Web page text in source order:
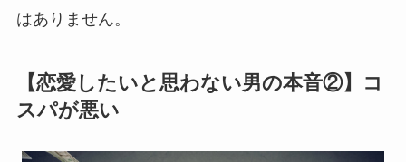
はありません。
【恋愛したいと思わない男の本音②】コ
スパが悪い